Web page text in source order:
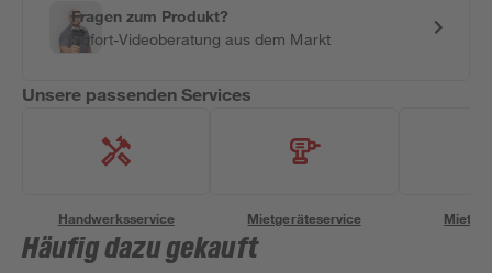
Fragen zum Produkt?
Sofort-Videoberatung aus dem Markt
Unsere passenden Services
Handwerksservice Mietgeräteservice
Häufig dazu gekauft